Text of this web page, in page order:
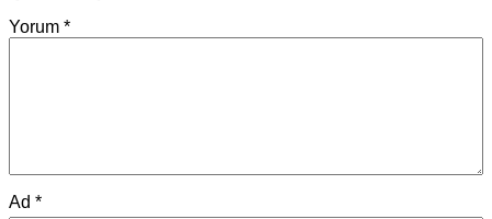
Yorum *
Ad *